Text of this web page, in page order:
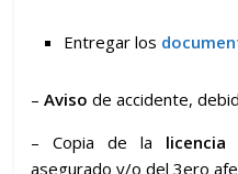
Entregar los
– Aviso de accidente,
– Copia de la licencia
asegurado y/o del 3ero